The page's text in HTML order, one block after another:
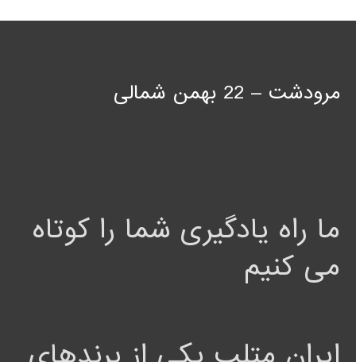
مرودشت – 22 بهمن شمالی
ما راه یادگیری شما را کوتاه
می کنیم